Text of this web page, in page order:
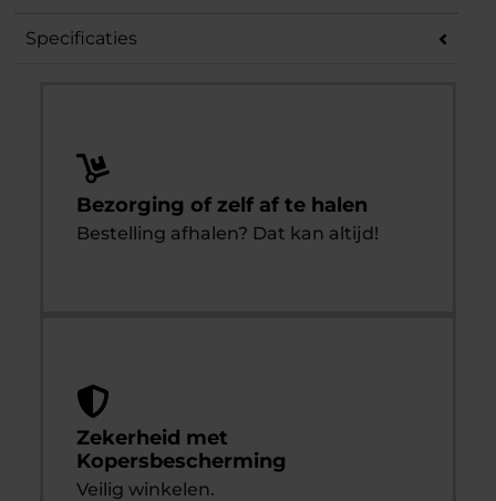
Specificaties
Bezorging of zelf af te halen
Bestelling afhalen? Dat kan altijd!
Zekerheid met
Kopersbescherming
Veilig winkelen.